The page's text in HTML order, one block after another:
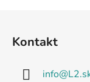
Kontakt
info@